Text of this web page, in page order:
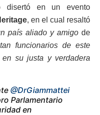
disertó en un evento
, en el cual resaltó
país aliado y amigo de
funcionarios de este
su justa y verdadera
@DrGiammattei
Parlamentario
en